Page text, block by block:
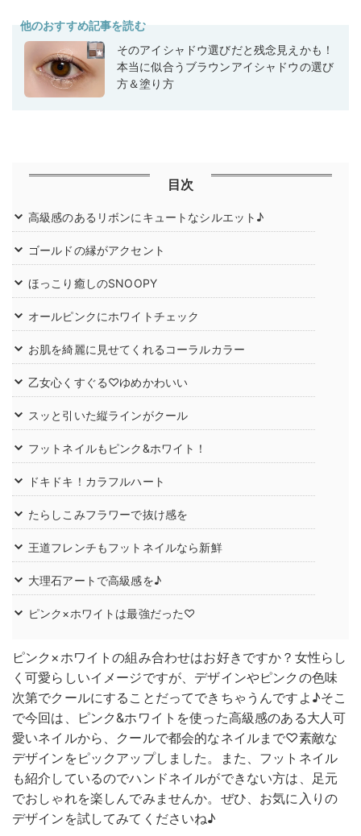
他のおすすめ記事を読む
そのアイシャドウ選びだと残念見えかも！
本当に似合うブラウンアイシャドウの選び
方＆塗り方
目次
高級感のあるリボンにキュートなシルエット♪
ゴールドの縁がアクセント
ほっこり癒しのSNOOPY
オールピンクにホワイトチェック
お肌を綺麗に見せてくれるコーラルカラー
乙女心くすぐる♡ゆめかわいい
スッと引いた縦ラインがクール
フットネイルもピンク&ホワイト！
ドキドキ！カラフルハート
たらしこみフラワーで抜け感を
王道フレンチもフットネイルなら新鮮
大理石アートで高級感を♪
ピンク×ホワイトは最強だった♡
ピンク×ホワイトの組み合わせはお好きですか？女性らし
く可愛らしいイメージですが、デザインやピンクの色味
次第でクールにすることだってできちゃうんですよ♪そこ
で今回は、ピンク&ホワイトを使った高級感のある大人可
愛いネイルから、クールで都会的なネイルまで♡素敵な
デザインをピックアップしました。また、フットネイル
も紹介しているのでハンドネイルができない方は、足元
でおしゃれを楽しんでみませんか。ぜひ、お気に入りの
デザインを試してみてくださいね♪